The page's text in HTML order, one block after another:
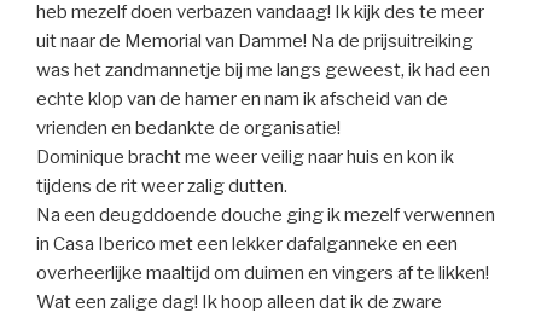
heb mezelf doen verbazen vandaag! Ik kijk des te meer
uit naar de Memorial van Damme! Na de prijsuitreiking
was het zandmannetje bij me langs geweest, ik had een
echte klop van de hamer en nam ik afscheid van de
vrienden en bedankte de organisatie!
Dominique bracht me weer veilig naar huis en kon ik
tijdens de rit weer zalig dutten.
Na een deugddoende douche ging ik mezelf verwennen
in Casa Iberico met een lekker dafalganneke en een
overheerlijke maaltijd om duimen en vingers af te likken!
Wat een zalige dag! Ik hoop alleen dat ik de zware